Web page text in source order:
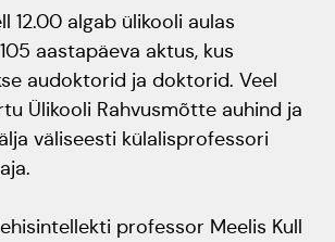
ERTALi
galakontsert
Vanemuise
2023
12.00 algab ülikooli aulas
aastapäeva aktus, kus
audoktorid ja doktorid. Veel
Ülikooli Rahvusmõtte auhind ja
väliseesti külalisprofessori
professor Meelis Kull